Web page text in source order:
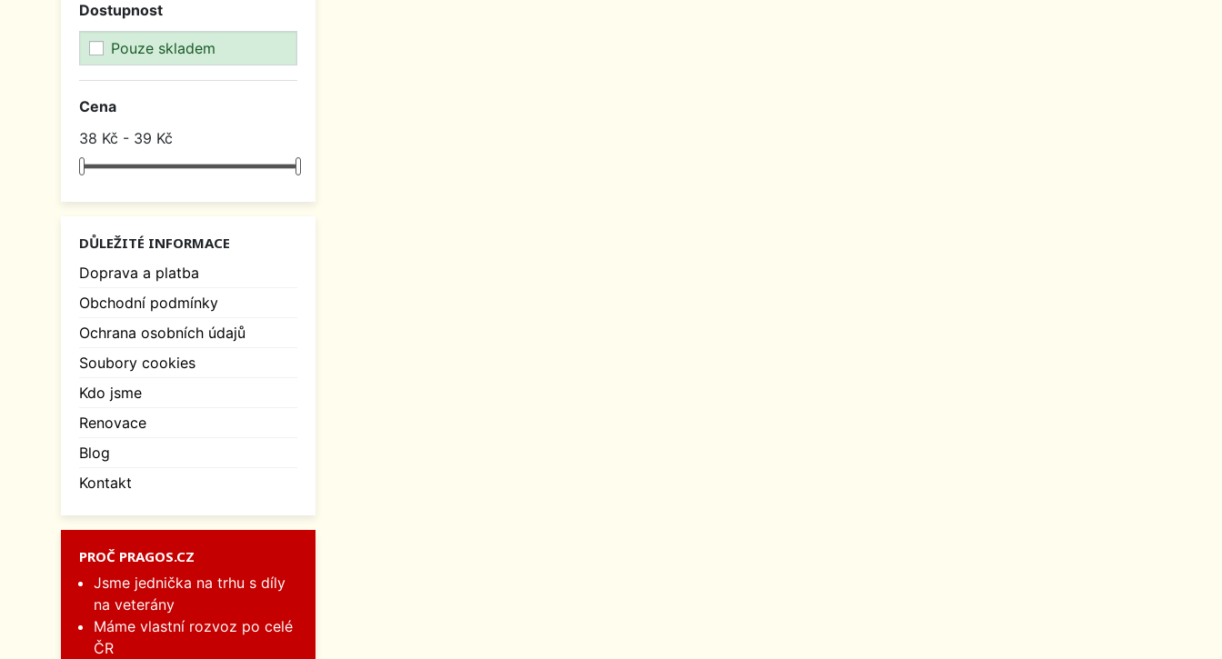
Dostupnost
Pouze skladem
Cena
38 Kč - 39 Kč
DŮLEŽITÉ INFORMACE
Doprava a platba
Obchodní podmínky
Ochrana osobních údajů
Soubory cookies
Kdo jsme
Renovace
Blog
Kontakt
PROČ PRAGOS.CZ
Jsme jednička na trhu s díly
na veterány
Máme vlastní rozvoz po celé
ČR